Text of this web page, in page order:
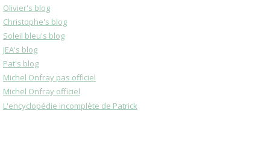
Olivier's blog
Christophe's blog
Soleil bleu's blog
JEA's blog
Pat's blog
Michel Onfray pas officiel
Michel Onfray officiel
L'encyclopédie incomplète de Patrick